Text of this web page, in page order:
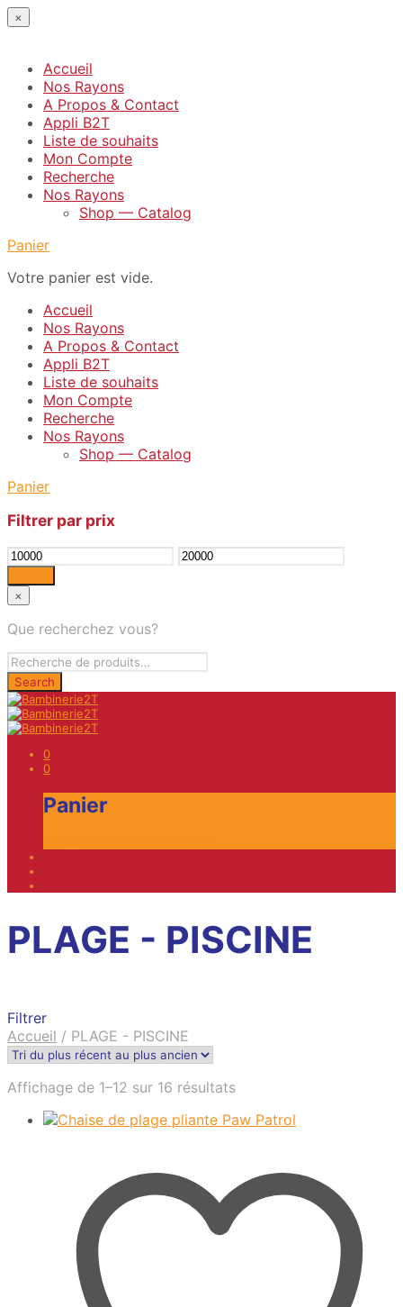
×
Accueil
Nos Rayons
A Propos & Contact
Appli B2T
Liste de souhaits
Mon Compte
Recherche
Nos Rayons
Shop — Catalog
Panier
Votre panier est vide.
Accueil
Nos Rayons
A Propos & Contact
Appli B2T
Liste de souhaits
Mon Compte
Recherche
Nos Rayons
Shop — Catalog
Panier
Filtrer par prix
Prix
min
Prix
max
×
Que recherchez vous?
0
0
Panier
PLAGE - PISCINE
Filtrer
Accueil / PLAGE - PISCINE
Affichage de 1–12 sur 16 résultatsTrié
plus
plus
ancien